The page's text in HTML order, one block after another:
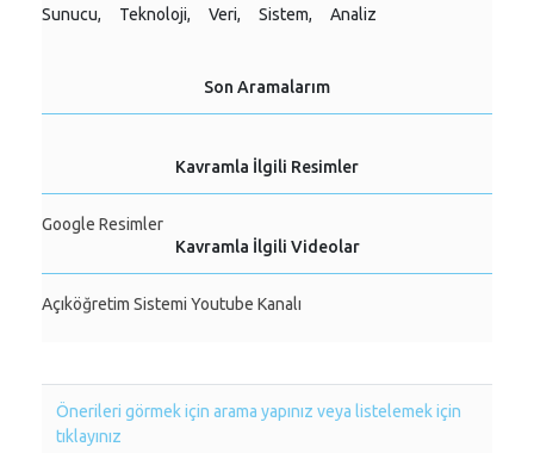
Sunucu,
Teknoloji, Veri, Sistem, Analiz
Son Aramalarım
Kavramla İlgili Resimler
Google Resimler
Kavramla İlgili Videolar
Açıköğretim Sistemi Youtube Kanalı
Önerileri görmek için arama yapınız veya listelemek için
tıklayınız